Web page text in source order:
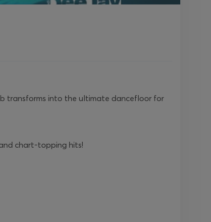
transforms into the ultimate dancefloor for
chart-topping hits!